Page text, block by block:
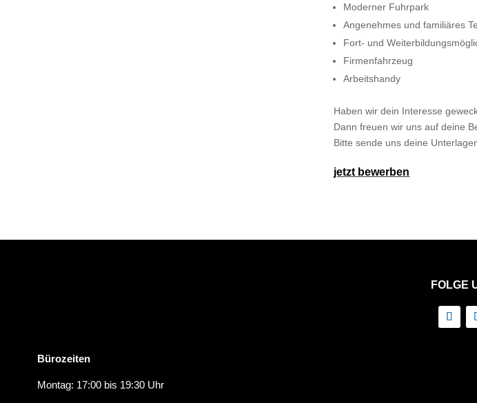
Moderner Fuhrpark
Angenehmes und familiäres
Fort- und
Firmenfahrzeug
Arbeitshandy
Haben wir dein Interesse
Dann freuen wir uns auf deine
Bitte sende uns deine
jetzt bewerben
FOLGE
Bürozeiten
Montag: 17:00 bis 19:30 Uhr